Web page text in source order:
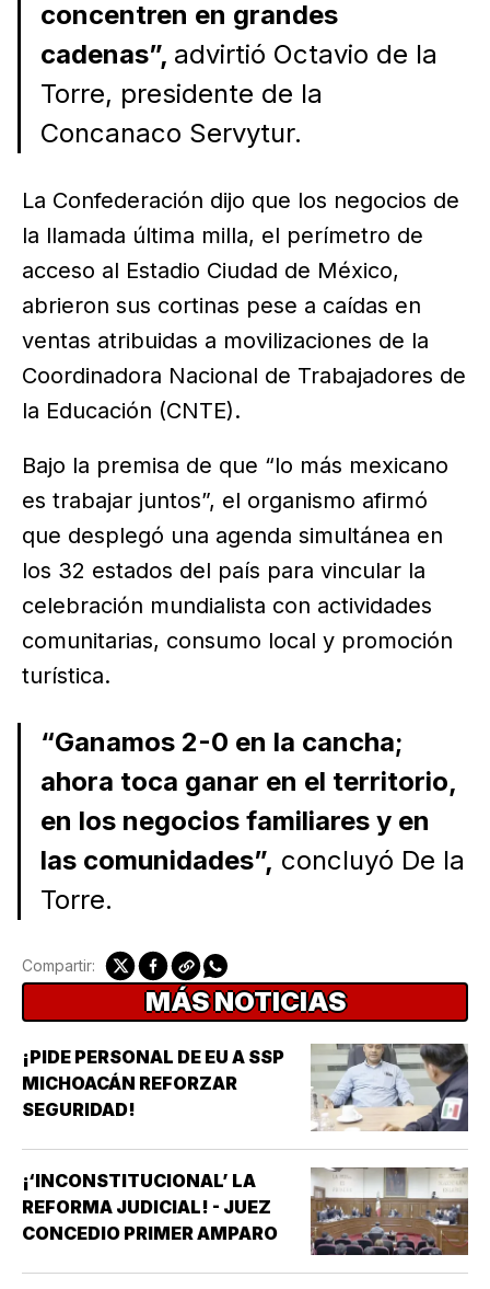
concentren en grandes
cadenas”, advirtió Octavio de la
Torre, presidente de la
Concanaco Servytur.
La Confederación dijo que los negocios de
la llamada última milla, el perímetro de
acceso al Estadio Ciudad de México,
abrieron sus cortinas pese a caídas en
ventas atribuidas a movilizaciones de la
Coordinadora Nacional de Trabajadores de
la Educación (CNTE).
Bajo la premisa de que “lo más mexicano
es trabajar juntos”, el organismo afirmó
que desplegó una agenda simultánea en
los 32 estados del país para vincular la
celebración mundialista con actividades
comunitarias, consumo local y promoción
turística.
“Ganamos 2-0 en la cancha;
ahora toca ganar en el territorio,
en los negocios familiares y en
las comunidades”, concluyó De la
Torre.
Compartir:
MÁS NOTICIAS
¡PIDE PERSONAL DE EU A SSP
MICHOACÁN REFORZAR
SEGURIDAD!
¡‘INCONSTITUCIONAL’ LA
REFORMA JUDICIAL! - JUEZ
CONCEDIO PRIMER AMPARO